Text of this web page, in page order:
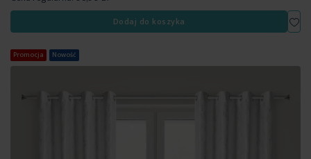
Dodaj do koszyka
Promocja Nowość